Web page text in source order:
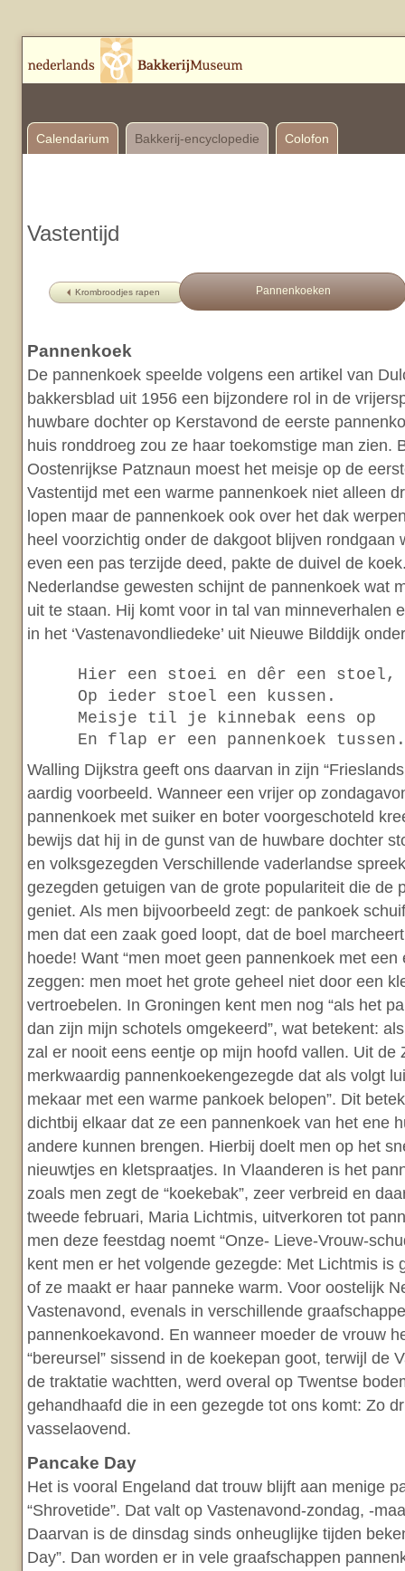
Calendarium Bakkerij-encyclopedie Colofon
Vastentijd
Krombroodjes rapen Pannenkoeken
Pannenkoek
De pannenkoek speelde volgens een artikel van
bakkersblad uit 1956 een bijzondere rol in de
huwbare dochter op Kerstavond de eerste
huis ronddroeg zou ze haar toekomstige man zien.
Oostenrijkse Patznaun moest het meisje op de
Vastentijd met een warme pannenkoek niet alleen
lopen maar de pannenkoek ook over het dak
heel voorzichtig onder de dakgoot blijven rondgaan
even een pas terzijde deed, pakte de duivel de
Nederlandse gewesten schijnt de pannenkoek wat
uit te staan. Hij komt voor in tal van minneverhalen
in het ‘Vastenavondliedeke’ uit Nieuwe Bilddijk
Hier een stoei en dêr een stoel,
Op ieder stoel een kussen.
Meisje til je kinnebak eens op
En flap er een pannenkoek tussen.
Walling Dijkstra geeft ons daarvan in zijn
aardig voorbeeld. Wanneer een vrijer op
pannenkoek met suiker en boter voorgeschoteld
bewijs dat hij in de gunst van de huwbare dochter
en volksgezegden Verschillende vaderlandse
gezegden getuigen van de grote populariteit die de
geniet. Als men bijvoorbeeld zegt: de pankoek
men dat een zaak goed loopt, dat de boel
hoede! Want “men moet geen pannenkoek met een
zeggen: men moet het grote geheel niet door een
vertroebelen. In Groningen kent men nog “als het
dan zijn mijn schotels omgekeerd”, wat betekent:
zal er nooit eens eentje op mijn hoofd vallen. Uit de
merkwaardig pannenkoekengezegde dat als volgt
mekaar met een warme pankoek belopen”. Dit
dichtbij elkaar dat ze een pannenkoek van het ene
andere kunnen brengen. Hierbij doelt men op het
nieuwtjes en kletspraatjes. In Vlaanderen is het
zoals men zegt de “koekebak”, zeer verbreid en
tweede februari, Maria Lichtmis, uitverkoren tot
men deze feestdag noemt “Onze- Lieve-Vrouw-
kent men er het volgende gezegde: Met Lichtmis is
of ze maakt er haar panneke warm. Voor oostelijk
Vastenavond, evenals in verschillende
pannenkoekavond. En wanneer moeder de vrouw
“bereursel” sissend in de koekepan goot, terwijl de
de traktatie wachtten, werd overal op Twentse
gehandhaafd die in een gezegde tot ons komt: Zo
vasselaovend.
Pancake Day
Het is vooral Engeland dat trouw blijft aan menige
“Shrovetide”. Dat valt op Vastenavond-zondag, -
Daarvan is de dinsdag sinds onheuglijke tijden
Day”. Dan worden er in vele graafschappen